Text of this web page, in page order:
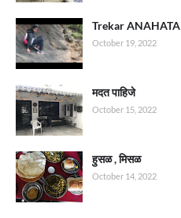
Trekar ANAHATA
October 19, 2022
मदत पाहिजे
October 15, 2022
हुसळ , मिसळ
October 14, 2022